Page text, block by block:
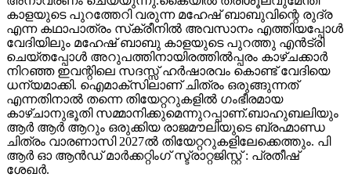
കാളയുടെ പുറത്തേറി വരുന്ന മഹേഷ് ബാബുവിന്റെ രുദ്ര
എന്ന കഥാപാത്രം സ്‌ക്രീനിൽ അവസാനം എത്തിയപ്പോൾ
വേദിയിലും മഹേഷ് ബാബു കാളയുടെ പുറത്തു എൻട്രി
ചെയ്തപ്പോൾ അറുപത്തിനായിരത്തിൽപ്പരം കാഴ്ചക്കാർ
നിറഞ്ഞ ഇവന്റിലെ സദസ്സ് ഹർഷാരവം കൊണ്ട് വേദിയെ
ധന്യമാക്കി. ഐമാക്‌സിലാണ് ചിത്രം ഒരുങ്ങുന്നത്
എന്നതിനാല്‍ തന്നെ തിയേറ്ററുകളില്‍ ഗംഭീരമായ
കാഴ്ചാനുഭൂതി സമ്മാനിക്കുമെന്നുറപ്പാണ്.ബാഹുബലിയും
ആർ ആർ ആറും ഒരുക്കിയ രാജമൗലിയുടെ ബ്രഹ്മാണ്ഡ
ചിത്രം വാരണാസി 2027ൽ തിയേറ്ററുകളിലേക്കെത്തും. പി
ആർ ഓ ആൻഡ് മാർക്കറ്റിംഗ് സ്ട്രാറ്റജിസ്റ്റ് : പ്രതീഷ്
ശേഖർ.